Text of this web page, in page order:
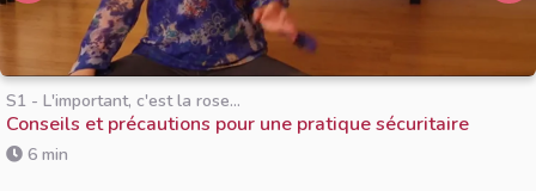
S1 - L'important, c'est la rose...
Conseils et précautions pour une pratique sécuritaire
6 min